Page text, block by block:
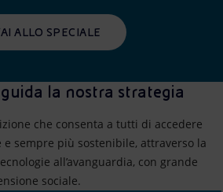
ALLO SPECIALE
la nostra strategia
che consenta a tutti di accedere
sempre più sostenibile, attraverso la
all’avanguardia, con grande
sociale.